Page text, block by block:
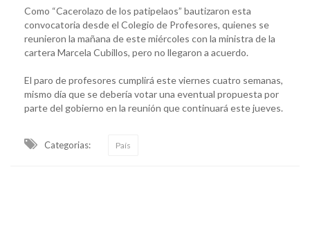
Como “Cacerolazo de los patipelaos” bautizaron esta
convocatoria desde el Colegio de Profesores, quienes se
reunieron la mañana de este miércoles con la ministra de la
cartera Marcela Cubillos, pero no llegaron a acuerdo.
El paro de profesores cumplirá este viernes cuatro semanas,
mismo día que se debería votar una eventual propuesta por
parte del gobierno en la reunión que continuará este jueves.
Categorias: País